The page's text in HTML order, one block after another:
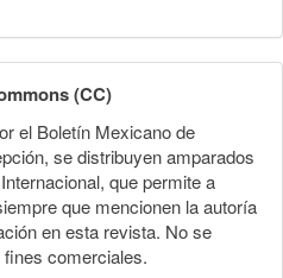
(CC)
el Boletín Mexicano de
se distribuyen amparados
que permite a
que mencionen la autoría
en esta revista. No se
comerciales.